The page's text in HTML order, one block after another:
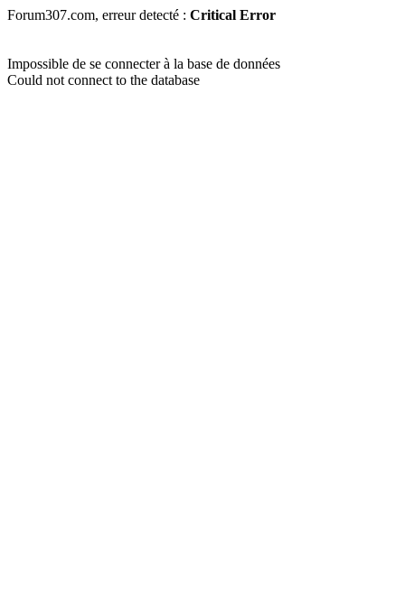
Forum307.com, erreur detecté : Critical Error
Impossible de se connecter à la base de données
Could not connect to the database